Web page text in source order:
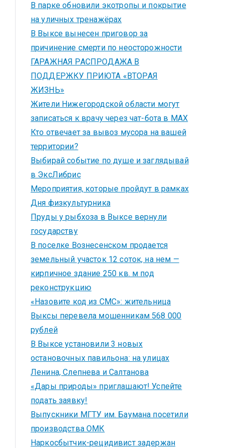
В парке обновили экотропы и покрытие
на уличных тренажёрах
В Выксе вынесен приговор за
причинение смерти по неосторожности
ГАРАЖНАЯ РАСПРОДАЖА В
ПОДДЕРЖКУ ПРИЮТА «ВТОРАЯ
ЖИЗНЬ»
Жители Нижегородской области могут
записаться к врачу через чат-бота в MAX
Кто отвечает за вывоз мусора на вашей
территории?
Выбирай событие по душе и заглядывай
в ЭксЛибрис
Мероприятия, которые пройдут в рамках
Дня физкультурника
Пруды у рыбхоза в Выксе вернули
государству
В поселке Вознесенском продается
земельный участок 12 соток, на нем —
кирпичное здание 250 кв. м под
реконструкцию
«Назовите код из СМС»: жительница
Выксы перевела мошенникам 568 000
рублей
В Выксе установили 3 новых
остановочных павильона: на улицах
Ленина, Слепнева и Салтанова
«Дары природы» приглашают! Успейте
подать заявку!
Выпускники МГТУ им. Баумана посетили
производства ОМК
Наркосбытчик-рецидивист задержан